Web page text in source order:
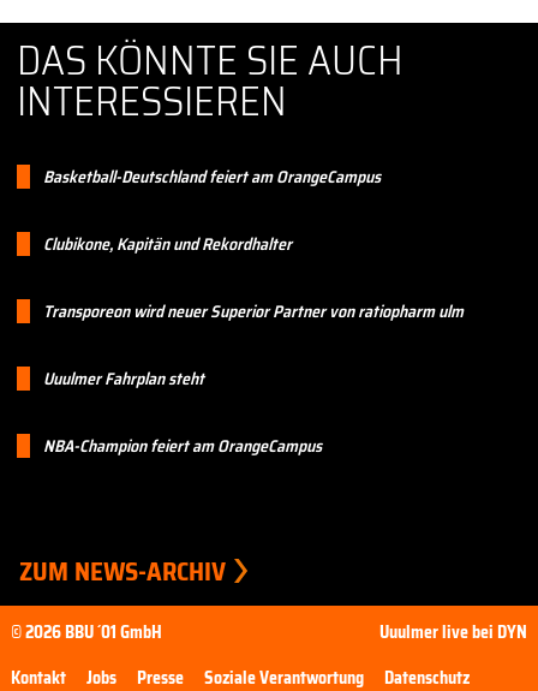
DAS KÖNNTE SIE AUCH
INTERESSIEREN
Basketball-Deutschland feiert am OrangeCampus
Clubikone, Kapitän und Rekordhalter
Transporeon wird neuer Superior Partner von ratiopharm ulm
Uuulmer Fahrplan steht
NBA-Champion feiert am OrangeCampus
ZUM NEWS-ARCHIV
© 2026 BBU ´01 GmbH
Uuulmer live bei DYN
Kontakt
Jobs Presse Soziale Verantwortung Datenschutz